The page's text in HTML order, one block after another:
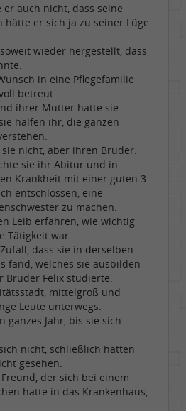
er auch nicht, dass seine
hätte er sich ja zu seiner Lüge
wieder hergestellt, dass
in eine Pflegefamilie
betreut.
ihrer Mutter hatte sie
halfen ihr, die ganzen
nicht, aber ihren Bruder.
sie ihr Abitur und in
Krankheit mit einer guten 3.
entschlossen, eine
zu machen.
Leib erfahren, wie wichtig
Tätigkeit war.
dass sie in derselben
fand, welches sie ausbilden
Bruder Felix studierte.
mittelgroß und
Leute unterwegs.
ganzes Jahr, bis sie sich
nicht, schließlich hatten
gesehen.
der sich bei einem
hatte in das Krankenhaus,